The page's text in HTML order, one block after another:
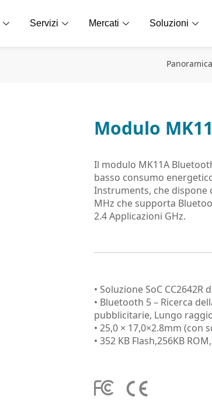
Servizi Mercati Soluzioni
Panoramica
Modulo
Il modulo MK11A
basso consumo
Instruments, che dispone
MHz che supporta
2.4 Applicazioni GHz.
• Soluzione SoC
• Bluetooth 5 – Ricerca
pubblicitarie, Lungo
• 25,0 × 17,0×2.8mm (con
• 352 KB Flash,256KB